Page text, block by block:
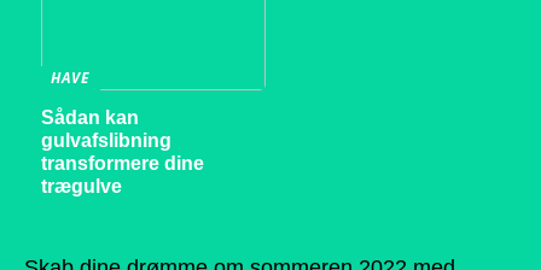
HAVE
Sådan kan
gulvafslibning
transformere dine
trægulve